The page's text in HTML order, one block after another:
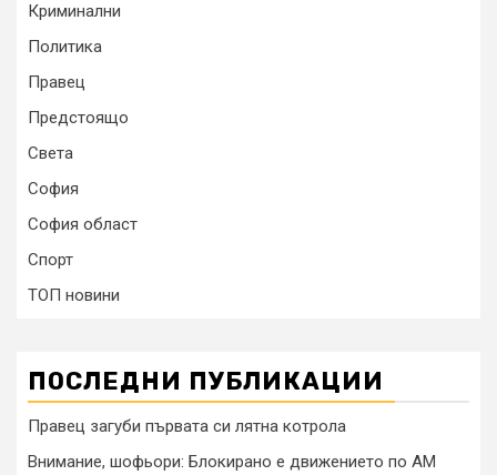
Криминални
Политика
Правец
Предстоящо
Света
София
София област
Спорт
ТОП новини
ПОСЛЕДНИ ПУБЛИКАЦИИ
Правец загуби първата си лятна котрола
Внимание, шофьори: Блокирано е движението по АМ